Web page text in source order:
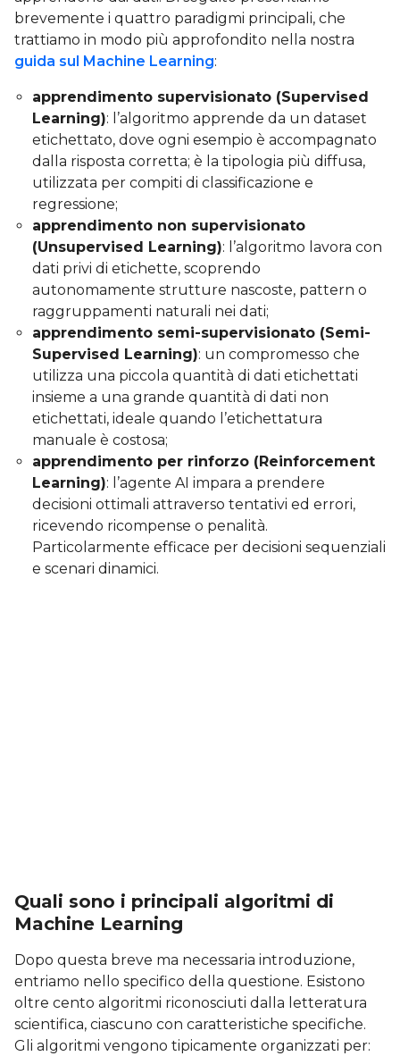
brevemente i quattro paradigmi principali, che
trattiamo in modo più approfondito nella nostra
guida sul Machine Learning:
apprendimento supervisionato (Supervised
Learning): l’algoritmo apprende da un dataset
etichettato, dove ogni esempio è accompagnato
dalla risposta corretta; è la tipologia più diffusa,
utilizzata per compiti di classificazione e
regressione;
apprendimento non supervisionato
(Unsupervised Learning): l’algoritmo lavora con
dati privi di etichette, scoprendo
autonomamente strutture nascoste, pattern o
raggruppamenti naturali nei dati;
apprendimento semi-supervisionato (Semi-
Supervised Learning): un compromesso che
utilizza una piccola quantità di dati etichettati
insieme a una grande quantità di dati non
etichettati, ideale quando l’etichettatura
manuale è costosa;
apprendimento per rinforzo (Reinforcement
Learning): l’agente AI impara a prendere
decisioni ottimali attraverso tentativi ed errori,
ricevendo ricompense o penalità.
Particolarmente efficace per decisioni sequenziali
e scenari dinamici.
Quali sono i principali algoritmi di
Machine Learning
Dopo questa breve ma necessaria introduzione,
entriamo nello specifico della questione. Esistono
oltre cento algoritmi riconosciuti dalla letteratura
scientifica, ciascuno con caratteristiche specifiche.
Gli algoritmi vengono tipicamente organizzati per: